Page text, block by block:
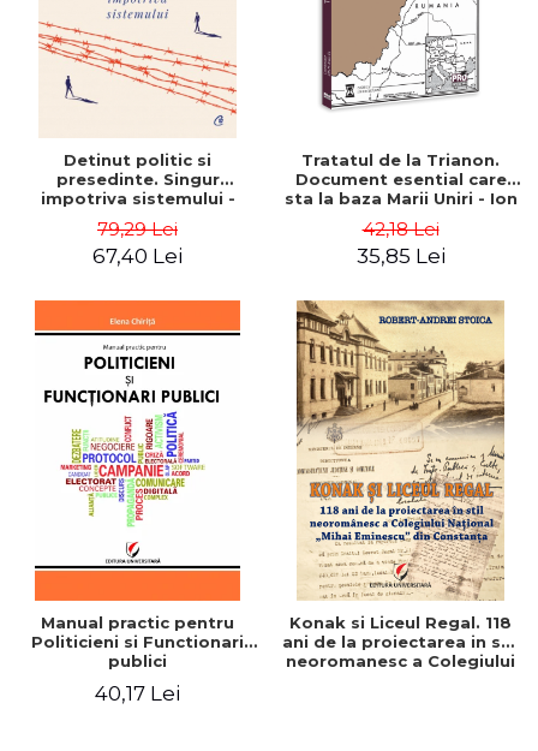
Detinut politic si
presedinte. Singur
impotriva sistemului -
79,29 Lei
67,40 Lei
Tratatul de la Trianon.
Document esential care
sta la baza Marii Uniri - Ion
42,18 Lei
35,85 Lei
Manual practic pentru
Politicieni si Functionari
publici
40,17 Lei
Konak si Liceul Regal. 118
ani de la proiectarea in stil
neoromanesc a Colegiului